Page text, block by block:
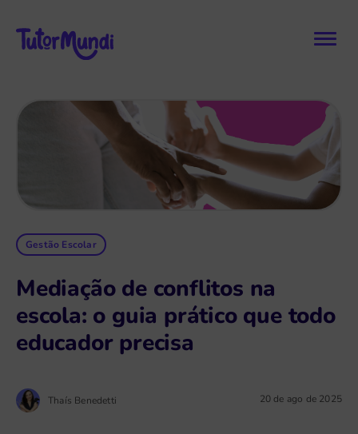
Gestão Escolar
Mediação de conflitos na
escola: o guia prático que todo
educador precisa
Thaís Benedetti 20 de ago de 2025